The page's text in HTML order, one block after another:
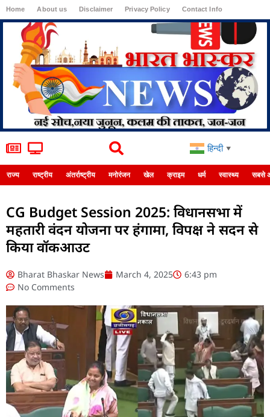
Home About us Disclaimer Privacy Policy Contact Info
हिन्दी ▼
राज्य राष्ट्रीय अंतर्राष्ट्रीय मनोरंजन खेल क्राइम धर्म स्वास्थ्य सबसे
CG Budget Session 2025: विधानसभा में
महतारी वंदन योजना पर हंगामा, विपक्ष ने सदन से
किया वॉकआउट
Bharat Bhaskar News March 4, 2025
6:43 pm
No Comments